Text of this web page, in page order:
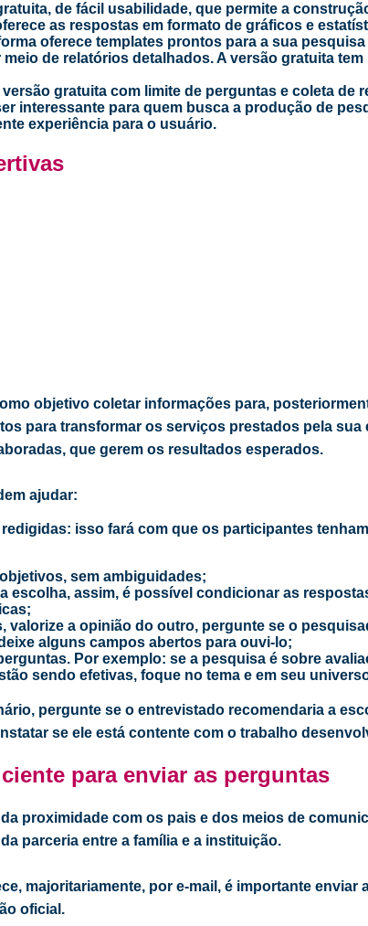
de fácil usabilidade, que permite a
as respostas em formato de gráficos e
oferece templates prontos para a sua
de relatórios detalhados. A versão gratuita tem
gratuita com limite de perguntas e coleta de
interessante para quem busca a produção de
experiência para o usuário.
objetivo coletar informações para,
para transformar os serviços prestados pela sua
que gerem os resultados esperados.
ajudar:
isso fará com que os participantes
sem ambiguidades;
escolha, assim, é possível condicionar as
valorize a opinião do outro, pergunte se o
alguns campos abertos para ouvi-lo;
Por exemplo: se a pesquisa é sobre
sendo efetivas, foque no tema e em seu
pergunte se o entrevistado recomendaria a
se ele está contente com o trabalho
para enviar as perguntas
proximidade com os pais e dos meios de
parceria entre a família e a instituição.
majoritariamente, por e-mail, é importante enviar
oficial.